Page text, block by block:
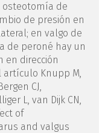
osteotomía de
de presión en
en valgo de
de peroné hay un
en dirección
Knupp M,
CJ,
L, van Dijk CN,
of
and valgus